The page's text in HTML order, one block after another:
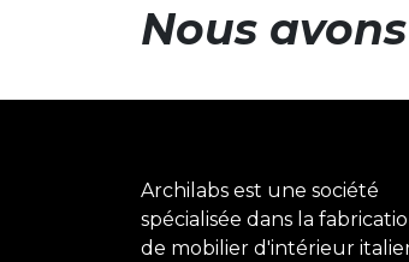
Nous
Archilabs est une société
spécialisée dans la
de mobilier d'intérieur